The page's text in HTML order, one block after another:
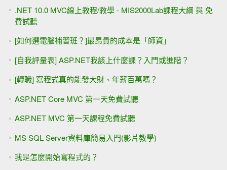
.NET 10.0 MVC線上教程/教學 - MIS2000Lab課程大綱 與 免
費試聽
[如何選電腦補習班？]最昂貴的成本是「師資」
[自我評量表] ASP.NET我該上什麼課？入門或進階？
[轉職] 寫程式真的能發大財、年薪百萬嗎？
ASP.NET Core MVC 第一天免費試聽
ASP.NET MVC 第一天課程免費試聽
MS SQL Server資料庫簡易入門(影片教學)
我是怎麼開始寫程式的？